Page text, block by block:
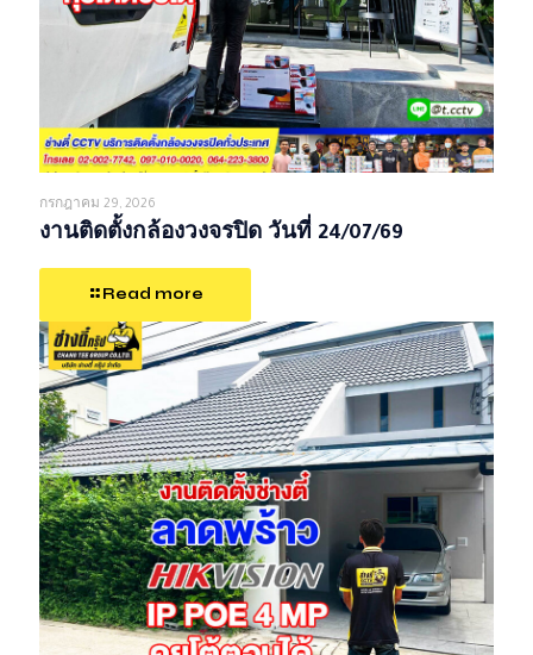
กรกฎาคม 29, 2026
งานติดตั้งกล้องวงจรปิด วันที่ 24/07/69
Read more